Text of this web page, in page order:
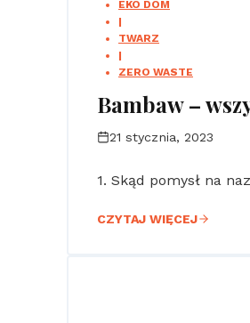
EKO DOM
|
TWARZ
|
ZERO WASTE
Bambaw –
21 stycznia, 2023
1. Skąd pomysł na
CZYTAJ WIĘCEJ